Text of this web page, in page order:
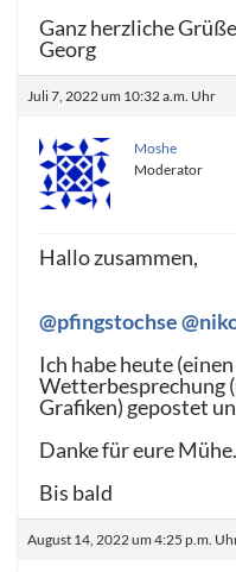
Ganz herzliche
Georg
Juli 7, 2022 um 10:32 a.m. Uhr
Moshe
Moderator
Hallo zusammen,
@pfingstochse
Ich habe heute
Wetterbesprechung
Grafiken) gepostet
Danke für eure Mühe.
Bis bald
August 14, 2022 um 4:25 p.m.